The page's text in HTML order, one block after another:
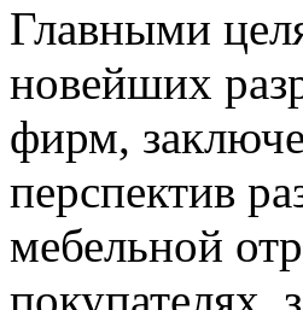
Главными
новейших
фирм,
перспектив
мебельной
покупателях,